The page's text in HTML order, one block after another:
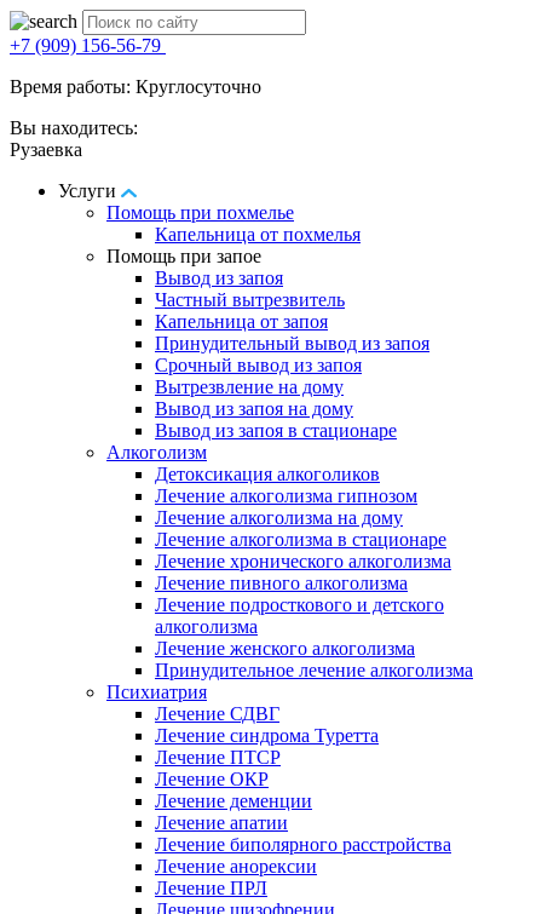
+7 (909) 156-56-79
Время работы: Круглосуточно
Вы находитесь:
Рузаевка
Услуги
Помощь при похмелье
Капельница от похмелья
Помощь при запое
Вывод из запоя
Частный вытрезвитель
Капельница от запоя
Принудительный вывод из запоя
Срочный вывод из запоя
Вытрезвление на дому
Вывод из запоя на дому
Вывод из запоя в стационаре
Алкоголизм
Детоксикация алкоголиков
Лечение алкоголизма гипнозом
Лечение алкоголизма на дому
Лечение алкоголизма в стационаре
Лечение хронического алкоголизма
Лечение пивного алкоголизма
Лечение подросткового и детского
алкоголизма
Лечение женского алкоголизма
Принудительное лечение алкоголизма
Психиатрия
Лечение СДВГ
Лечение синдрома Туретта
Лечение ПТСР
Лечение ОКР
Лечение деменции
Лечение апатии
Лечение биполярного расстройства
Лечение анорексии
Лечение ПРЛ
Лечение шизофрении